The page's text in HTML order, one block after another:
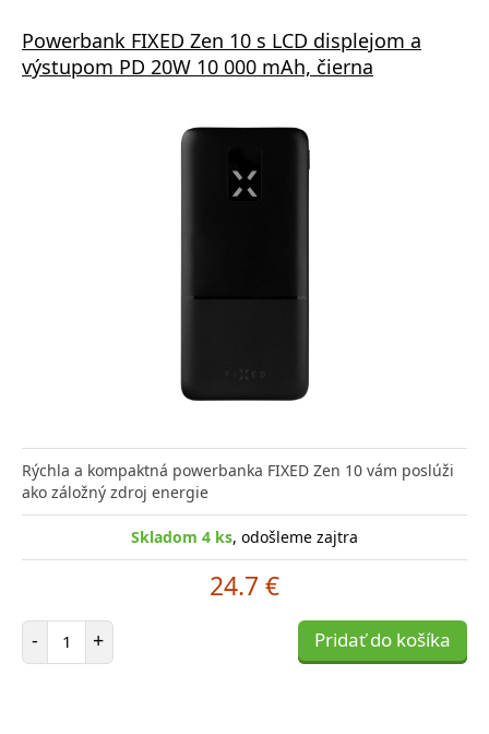
Powerbank FIXED Zen 10 s LCD displejom a
výstupom PD 20W 10 000 mAh, čierna
Rýchla a kompaktná powerbanka FIXED Zen 10 vám poslúži
ako záložný zdroj energie
Skladom 4 ks, odošleme zajtra
24.7 €
- Počet položiek
+ Pridať do košíka